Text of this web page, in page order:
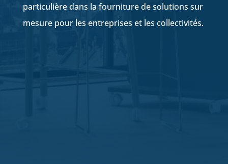
particulière dans la fourniture de solutions sur
mesure pour les entreprises et les collectivités.